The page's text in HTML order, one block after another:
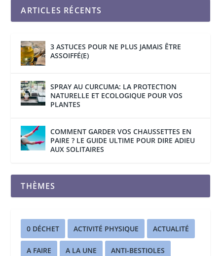
ARTICLES RÉCENTS
3 ASTUCES POUR NE PLUS JAMAIS ÊTRE
ASSOIFFÉ(E)
SPRAY AU CURCUMA: LA PROTECTION
NATURELLE ET ECOLOGIQUE POUR VOS
PLANTES
COMMENT GARDER VOS CHAUSSETTES EN
PAIRE ? LE GUIDE ULTIME POUR DIRE ADIEU
AUX SOLITAIRES
THÈMES
0 DÉCHET ACTIVITÉ PHYSIQUE ACTUALITÉ
A FAIRE A LA UNE ANTI-BESTIOLES